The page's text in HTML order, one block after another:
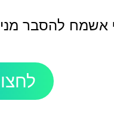
אשמח להסבר